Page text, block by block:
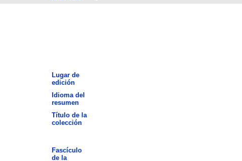
Lugar de
edición
Idioma del
resumen
Título de la
colección
Fascículo
de la